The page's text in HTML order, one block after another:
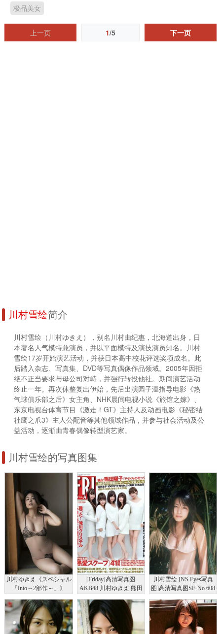
极品美女
上一页 1/5 下一页
川村雪绘简介
川村雪绘（川村ゆきえ），别名川村由纪惠，北海道出身，日
本著名人气模特兼演员，并以平面模特及演技演员知名。川村
雪绘17岁开始演艺活动，并获日本高中校花评选奖项成名。此
后踏入杂志、写真集、DVD等写真偶像作品领域。2005年因拒
绝不正当要求与母公司对峙，并强行转投他社。期间演艺活动
终止一年。再次休整复出伊始，先后出演园子温指导电影《热
气球俱乐部之后》女主角、NHK晨间电视小说《旅馆之嫁》、
东京电视台体育节目《激走！GT》主持人及动画电影《秘密结
社鹰之爪3》主人公配音等其他领域作品，并参与社会活动及公
益活动，逐渐由青春偶像转型演艺家。
川村雪绘的写真图集
川村ゆきえ《スペシャル
「Into～2部作～」》
No.224 写真集
[Friday]高清写真图
AKB48 川村ゆきえ 熊田
川村雪绘 [NS Eyes写真
图]高清写真图SF-No.608